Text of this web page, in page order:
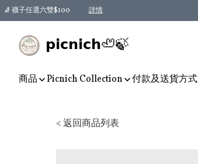
🧦 襪子任選六雙$100 詳情
𝗽𝗶𝗰𝗻𝗶𝗰𝗵🦥🍃
商品 Picnich Collection 付款及送貨方式
< 返回商品列表